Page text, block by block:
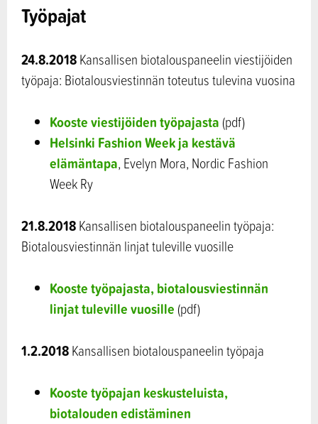
Työpajat
24.8.2018Kansallisen biotalouspaneelin viestijöiden
työpaja: Biotalousviestinnän toteutus tulevina vuosina
Kooste viestijöiden työpajasta (pdf)
Helsinki Fashion Week ja kestävä
elämäntapa, Evelyn Mora, Nordic Fashion
Week Ry
21.8.2018Kansallisen biotalouspaneelin työpaja:
Biotalousviestinnän linjat tuleville vuosille
Kooste työpajasta, biotalousviestinnän
linjat tuleville vuosille (pdf)
1.2.2018Kansallisen biotalouspaneelin työpaja
Kooste työpajan keskusteluista,
biotalouden edistäminen